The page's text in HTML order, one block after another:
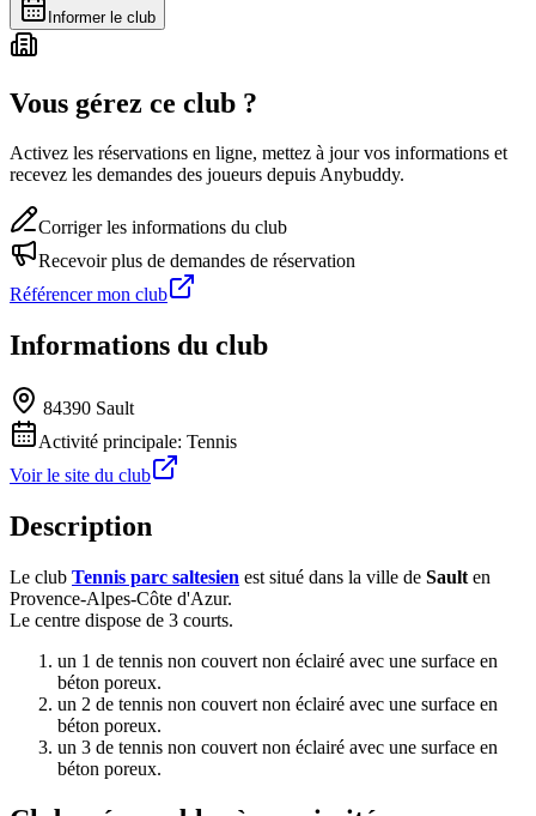
Informer le club
Vous gérez ce club ?
Activez les réservations en ligne, mettez à jour vos informations et
recevez les demandes des joueurs depuis Anybuddy.
Corriger les informations du club
Recevoir plus de demandes de réservation
Référencer mon club
Informations du club
84390 Sault
Activité principale: Tennis
Voir le site du club
Description
Le club Tennis parc saltesien est situé dans la ville de Sault en
Provence-Alpes-Côte d'Azur.
Le centre dispose de 3 courts.
un 1 de tennis non couvert non éclairé avec une surface en
béton poreux.
un 2 de tennis non couvert non éclairé avec une surface en
béton poreux.
un 3 de tennis non couvert non éclairé avec une surface en
béton poreux.